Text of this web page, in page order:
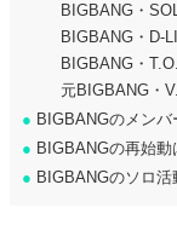
BIGBANG・
BIGBANG・D-
BIGBANG・
元BIGBANG・
● BIGBANGのメン
● BIGBANGの再始
● BIGBANGのソロ